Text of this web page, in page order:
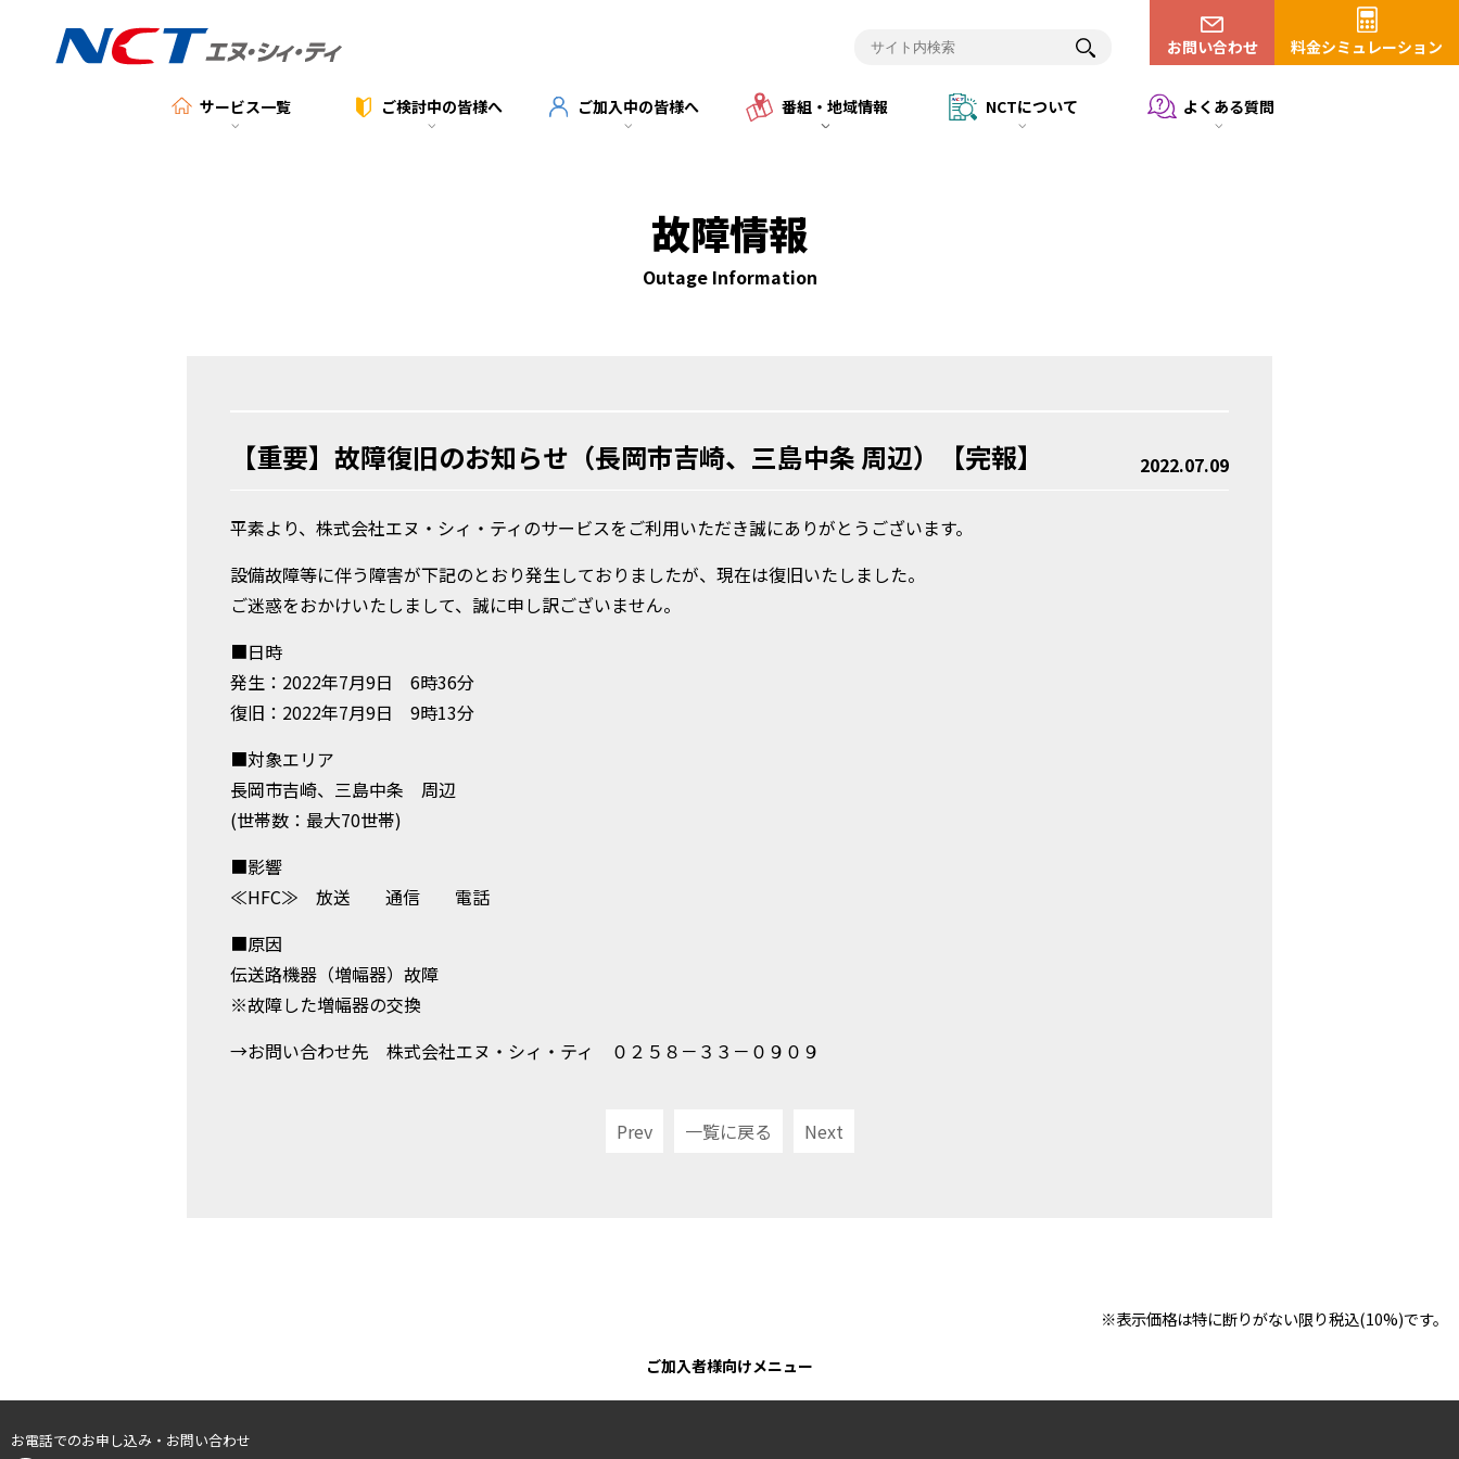
お問い合わせ 料金シミュレーション
サービス一覧 ご検討中の皆様へ ご加入中の皆様へ 番組・地域情報 NCTについて よくある質問
故障情報
Outage Information
【重要】故障復旧のお知らせ（長岡市吉崎、三島中条 周辺）【完報】 2022.07.09
平素より、株式会社エヌ・シィ・ティのサービスをご利用いただき誠にありがとうございます。
設備故障等に伴う障害が下記のとおり発生しておりましたが、現在は復旧いたしました。
ご迷惑をおかけいたしまして、誠に申し訳ございません。
■日時
発生：2022年7月9日 6時36分
復旧：2022年7月9日 9時13分
■対象エリア
長岡市吉崎、三島中条 周辺
(世帯数：最大70世帯)
■影響
≪HFC≫ 放送 通信 電話
■原因
伝送路機器（増幅器）故障
※故障した増幅器の交換
→お問い合わせ先 株式会社エヌ・シィ・ティ ０２５８－３３－０９０９
Prev 一覧に戻る Next
※表示価格は特に断りがない限り税込(10%)です。
ご加入者様向けメニュー
お電話でのお申し込み・お問い合わせ